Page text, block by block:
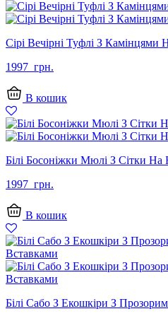
Сірі Вечірні Туфлі З Камінцями
1997 грн.
В кошик
Білі Босоніжки Мюлі З Сітки На
1997 грн.
В кошик
Білі Сабо З Екошкіри З